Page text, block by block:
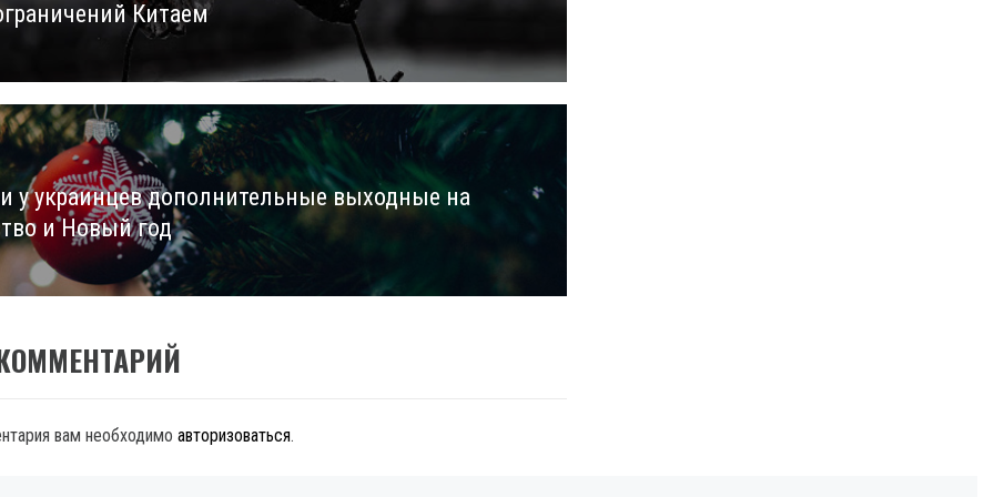
Китаем
у украинцев дополнительные выходные на
и Новый год
вам необходимо авторизоваться.